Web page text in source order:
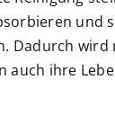
und
Dadurch wird
auch ihre